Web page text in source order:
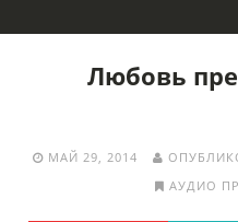
Любовь
МАЙ 29, 2014
АУДИО